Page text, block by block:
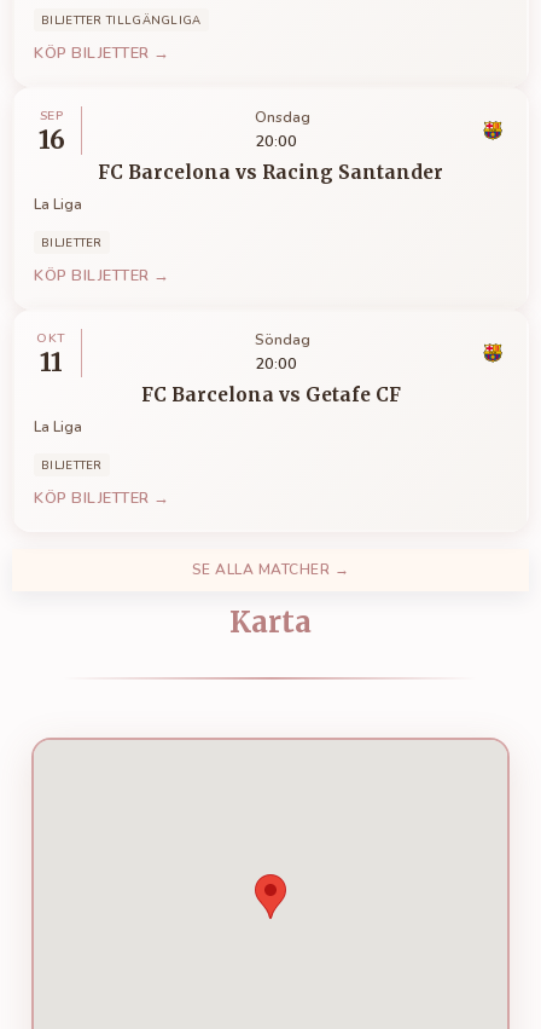
BILJETTER TILLGÄNGLIGA
KÖP BILJETTER →
SEP
16
Onsdag
20:00
FC Barcelona vs Racing Santander
La Liga
BILJETTER
KÖP BILJETTER →
OKT
11
Söndag
20:00
FC Barcelonavs Getafe CF
La Liga
BILJETTER
KÖP BILJETTER →
SE ALLA MATCHER →
Karta